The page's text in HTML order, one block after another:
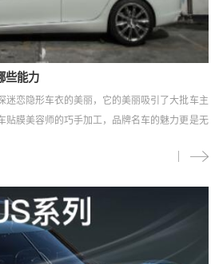
些能力
迷恋隐形车衣的美丽，它的美丽吸引了大批车主
贴膜美容师的巧手加工，品牌名车的魅力更是无